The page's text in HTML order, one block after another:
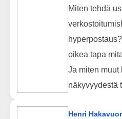
Miten tehdä
oikea tapa
Ja miten muut
näkyvyydestä
Henri